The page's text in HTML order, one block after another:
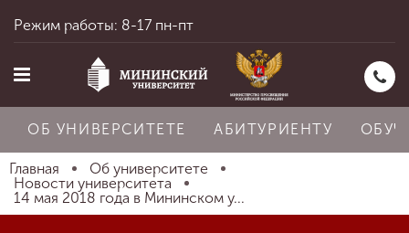
Главная
Режим работы: 8-17 пн-пт
ОБ УНИВЕРСИТЕТЕ АБИТУРИЕНТУ
Главная
Об университете
Новости университета
14 мая 2018 года в Мининском у...